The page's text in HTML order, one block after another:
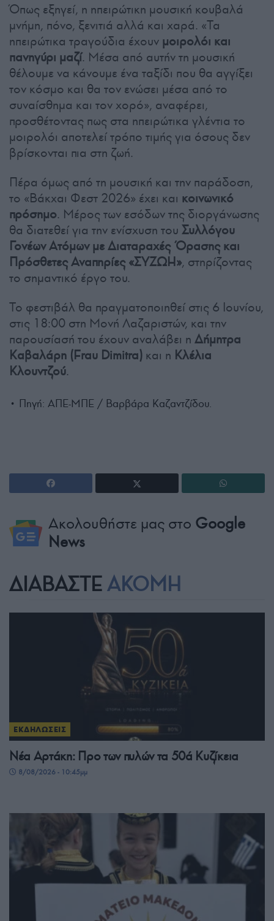
Όπως εξηγεί, η ηπειρώτικη μουσική κουβαλά
μνήμη, πόνο, ξενιτιά αλλά και χαρά. «Τα
ηπειρώτικα τραγούδια έχουν μοιρολόι και
πανηγύρι μαζί. Μέσα από αυτήν τη μουσική
θέλουμε να κάνουμε ένα ταξίδι που θα αγγίξει
τον κόσμο και θα τον ενώσει μέσα από το
συναίσθημα και τον χορό», αναφέρει,
προσθέτοντας πως στα ηπειρώτικα γλέντια το
μοιρολόι αποτελεί τρόπο τιμής για όσους δεν
βρίσκονται πια στη ζωή.
Πέρα όμως από τη μουσική και την παράδοση,
το «Βάκχαι Φεστ 2026» έχει και κοινωνικό
πρόσημο. Μέρος των εσόδων της διοργάνωσης
θα διατεθεί για την ενίσχυση του Συλλόγου
Γονέων Ατόμων με Διαταραχές Όρασης και
Πρόσθετες Αναπηρίες «ΣΥΖΩΗ», στηρίζοντας
το σημαντικό έργο του.
Το φεστιβάλ θα πραγματοποιηθεί στις 6 Ιουνίου,
στις 18:00 στη Μονή Λαζαριστών, και την
παρουσίασή του έχουν αναλάβει η Δήμητρα
Καβαλάρη (Frau Dimitra) και η Κλέλια
Κλουντζού.
• Πηγή: ΑΠΕ-ΜΠΕ / Βαρβάρα Καζαντζίδου.
Ακολουθήστε μας στο Google
News
ΔΙΑΒΑΣΤΕ ΑΚΟΜΗ
ΕΚΔΗΛΩΣΕΙΣ
Νέα Αρτάκη: Προ των πυλών τα 50ά Κυζίκεια
8/08/2026 - 10:45μμ